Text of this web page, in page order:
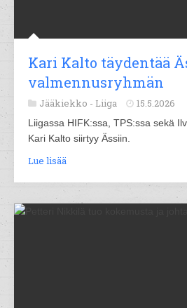
Kari Kalto täydentää
valmennusryhmän
Jääkiekko - Liiga 15.5.2026
Liigassa HIFK:ssa, TPS:ssa sekä
Kari Kalto siirtyy Ässiin.
Lue lisää